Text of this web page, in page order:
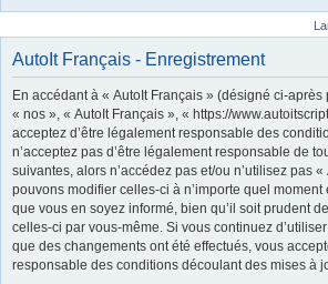
AutoIt Français - Enregistrement
En accédant à « AutoIt Français » (désigné ci-après
« nos », « AutoIt Français », « https://
acceptez d’être légalement responsable des
n’acceptez pas d’être légalement responsable de
suivantes, alors n’accédez pas et/ou n’utilisez pas
pouvons modifier celles-ci à n’importe quel moment
que vous en soyez informé, bien qu’il soit prudent
celles-ci par vous-même. Si vous continuez
que des changements ont été effectués, vous
responsable des conditions découlant des mises à